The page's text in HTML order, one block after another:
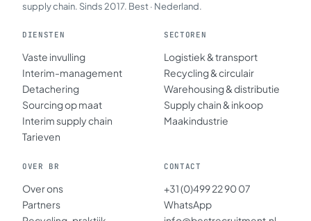
supply chain. Sinds 2017. Best · Nederland.
DIENSTEN
Vaste invulling
Interim-management
Detachering
Sourcing op maat
Interim supply chain
Tarieven
SECTOREN
Logistiek & transport
Recycling & circulair
Warehousing & distributie
Supply chain & inkoop
Maakindustrie
OVER BR
Over ons
Partners
CONTACT
+31 (0)499 22 90 07
WhatsApp